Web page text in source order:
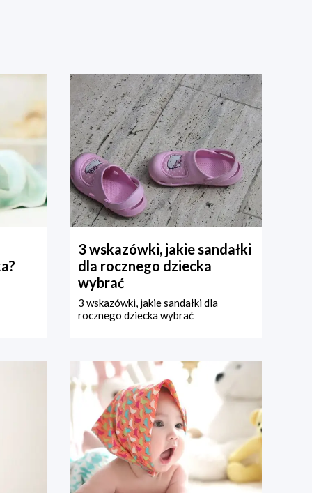
3 wskazówki, jakie sandałki
dla rocznego dziecka
wybrać
3 wskazówki, jakie sandałki dla
rocznego dziecka wybrać